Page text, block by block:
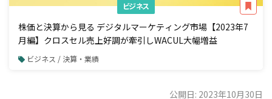
ビジネス
株価と決算から見る デジタルマーケティング市場【2023年7
月編】クロスセル売上好調が牽引しWACUL大幅増益
ビジネス / 決算・業績
公開日: 2023年10月30日